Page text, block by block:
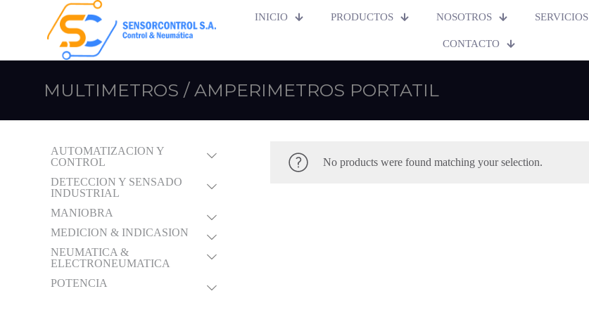
INICIO PRODUCTOS NOSOTROS SERVICIOS
CONTACTO
MULTIMETROS / AMPERIMETROS PORTATIL
No products were found matching your selection.
AUTOMATIZACION Y
CONTROL
DETECCION Y SENSADO
INDUSTRIAL
MANIOBRA
MEDICION & INDICASION
NEUMATICA &
ELECTRONEUMATICA
POTENCIA